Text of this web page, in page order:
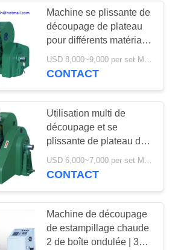
de papier à
de
de feuille
de
de
12
Machine se plissante de
découpage de plateau
pour différents matériaux
une garantie d'an
CONTACT
Utilisation multi de
découpage et se
plissante de plateau de
machine de grande
sécurité de la pression
USD 6,000~7,000 per set MOQ:1 ensemble
CONTACT
Machine de découpage
de estampillage chaude
2 de boîte ondulée | 3